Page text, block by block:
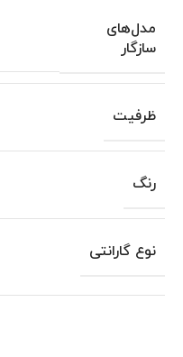
مدل‌های
سازگار
ظرفیت
رنگ
نوع گارانتی